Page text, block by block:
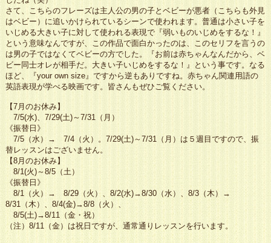
さて、こちらのフレーズは主人公の男の子とベビーが悪者（こちらも外見
はベビー）に追いかけられているシーンで使われます。普通は小さい子を
いじめる大きい子に対して使われる表現で『弱いものいじめをするな！』
という意味なんですが、この作品で面白かったのは、このセリフを言うの
は男の子ではなくてベビーの方でした。『お前は赤ちゃんなんだから、ベ
ビー同士オレが相手だ。大きい子いじめをするな！』という事です。なる
ほど、『your own size』ですから逆もありですね。赤ちゃん関連用語の
英語表現が学べる映画です。皆さんもぜひご覧ください。
【7月のお休み】
7/5(水)、7/29(土)～7/31（月）
《振替日》
7/5（水）→ 7/4（火）。7/29(土)～7/31（月）は５週目ですので、振
替レッスンはございません。
【8月のお休み】
8/1(火)～8/5（土）
《振替日》
8/1（火）→ 8/29（火）、8/2(水)→8/30（水）、8/3（木）→
8/31（木）、8/4(金)→8/8（火）、
8/5(土)→8/11（金・祝）
（注）8/11（金）は祝日ですが、通常通りレッスンを行います。